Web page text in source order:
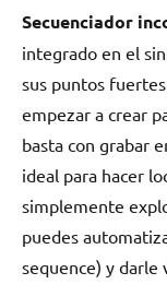
Secuenciador
integrado en el
sus puntos
empezar a crear
basta con grabar
ideal para hacer
simplemente
puedes
sequence) y darle